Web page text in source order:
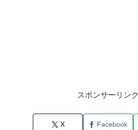
スポンサーリンク
X Facebook